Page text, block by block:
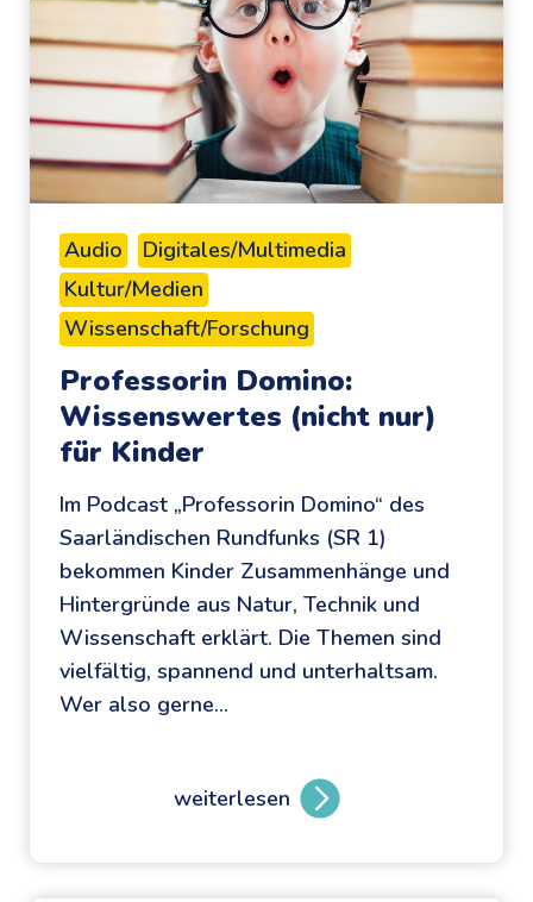
Audio
Digitales/Multimedia
Kultur/Medien
Wissenschaft/Forschung
Professorin Domino:
Wissenswertes (nicht nur)
für Kinder
Im Podcast „Professorin Domino“ des
Saarländischen Rundfunks (SR 1)
bekommen Kinder Zusammenhänge und
Hintergründe aus Natur, Technik und
Wissenschaft erklärt. Die Themen sind
vielfältig, spannend und unterhaltsam.
Wer also gerne…
weiterlesen
P